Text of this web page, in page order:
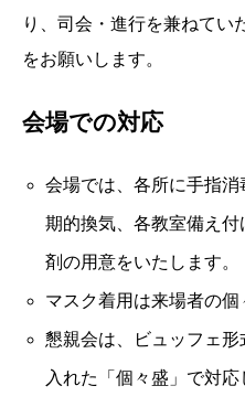
り、司会・進行を兼ねてい
をお願いします。
会場での対応
会場では、各所に手指
期的換気、各教室備え
剤の用意をいたします。
マスク着用は来場者の個
懇親会は、ビュッフェ
入れた「個々盛」で対応